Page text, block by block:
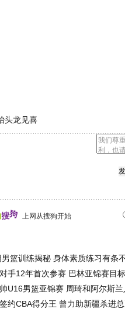
头龙见喜
上网从搜狗开始
篮训练揭秘 身体素质练习有条
手12年首次参赛 巴林亚锦赛目
U16男篮亚锦赛 周琦和阿尔斯兰
约CBA得分王 曾力助新疆杀进